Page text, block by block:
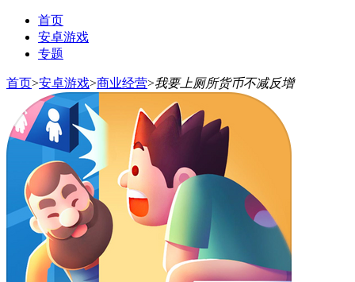
首页
安卓游戏
专题
首页>安卓游戏>商业经营>我要上厕所货币不减反增